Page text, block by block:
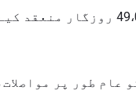
عام طور پر